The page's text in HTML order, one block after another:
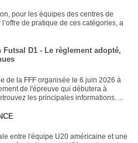
pour les équipes des centres de
de pratique de ces catégories, a
D1 - Le règlement adopté,
de la FFF organisée le 6 juin 2026 à
de l'épreuve qui débutera à
les principales informations. ...
entre l'équipe U20 américaine et une